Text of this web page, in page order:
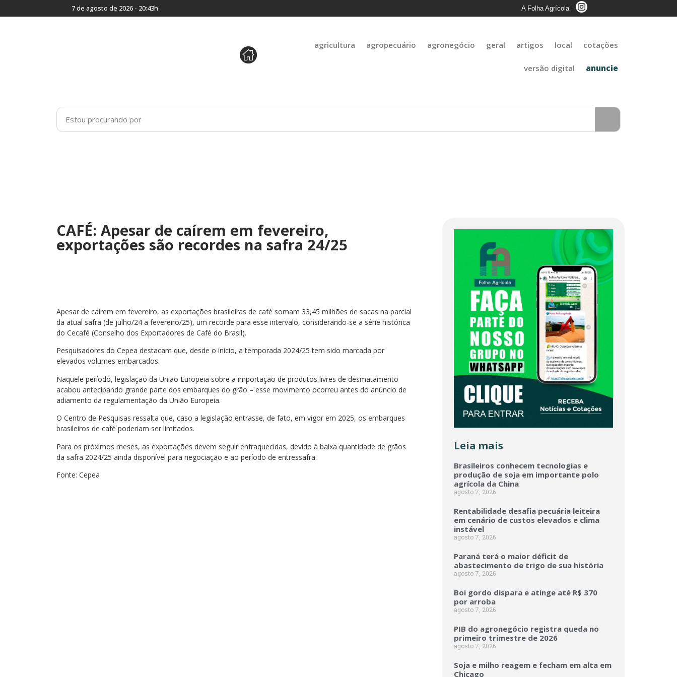
7 de agosto de 2026 - 20:43h A Folha Agrícola
agricultura agropecuário agronegócio geral artigos local cotações
versão digital anuncie
CAFÉ: Apesar de caírem em fevereiro,
exportações são recordes na safra 24/25
Apesar de caírem em fevereiro, as exportações brasileiras de café somam 33,45 milhões de sacas na parcial
da atual safra (de julho/24 a fevereiro/25), um recorde para esse intervalo, considerando-se a série histórica
do Cecafé (Conselho dos Exportadores de Café do Brasil).
Pesquisadores do Cepea destacam que, desde o início, a temporada 2024/25 tem sido marcada por
elevados volumes embarcados.
Naquele período, legislação da União Europeia sobre a importação de produtos livres de desmatamento
acabou antecipando grande parte dos embarques do grão – esse movimento ocorreu antes do anúncio de
adiamento da regulamentação da União Europeia.
O Centro de Pesquisas ressalta que, caso a legislação entrasse, de fato, em vigor em 2025, os embarques
brasileiros de café poderiam ser limitados.
Para os próximos meses, as exportações devem seguir enfraquecidas, devido à baixa quantidade de grãos
da safra 2024/25 ainda disponível para negociação e ao período de entressafra.
Fonte: Cepea
Leia mais
Brasileiros conhecem tecnologias e
produção de soja em importante polo
agrícola da China
agosto 7, 2026
Rentabilidade desafia pecuária leiteira
em cenário de custos elevados e clima
instável
agosto 7, 2026
Paraná terá o maior déficit de
abastecimento de trigo de sua história
agosto 7, 2026
Boi gordo dispara e atinge até R$ 370
por arroba
agosto 7, 2026
PIB do agronegócio registra queda no
primeiro trimestre de 2026
agosto 7, 2026
Soja e milho reagem e fecham em alta em
Chicago